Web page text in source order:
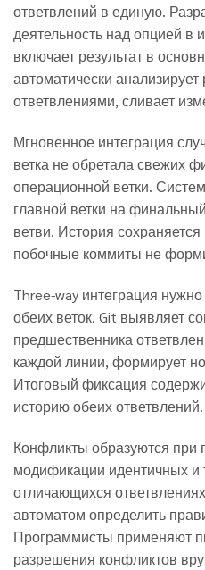
ответвлений в единую.
деятельность над опцией в
включает результат в
автоматически
ответвлениями, сливает
Мгновенное интеграция
ветка не обретала свежих
операционной ветки.
главной ветки на
ветви. История
побочные коммиты не
Three-way интеграция
обеих веток. Git выявляет
предшественника
каждой линии, формирует
Итоговый фиксация
историю обеих ответвлений.
Конфликты образуются при
модификации идентичных и
отличающихся
автоматом определить
Программисты применяют
разрешения конфликтов